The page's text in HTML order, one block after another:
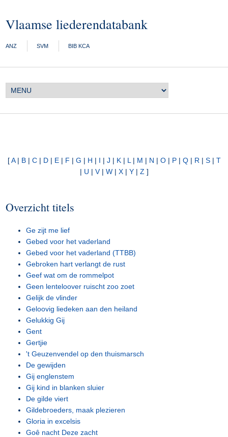
Vlaamse liederendatabank
ANZ SVM BIB KCA
[A| B| C| D| E| F | G | H | I | J | K| L | M | N | O| P| Q| R | S| T
| U | V| W| X| Y| Z ]
Overzicht titels
Ge zijt me lief
Gebed voor het vaderland
Gebed voor het vaderland (TTBB)
Gebroken hart verlangt de rust
Geef wat om de rommelpot
Geen lenteloover ruischt zoo zoet
Gelijk de vlinder
Geloovig liedeken aan den heiland
Gelukkig Gij
Gent
Gertjie
't Geuzenvendel op den thuismarsch
De gewijden
Gij englenstem
Gij kind in blanken sluier
De gilde viert
Gildebroeders, maak plezieren
Gloria in excelsis
Goê nacht Deze zacht